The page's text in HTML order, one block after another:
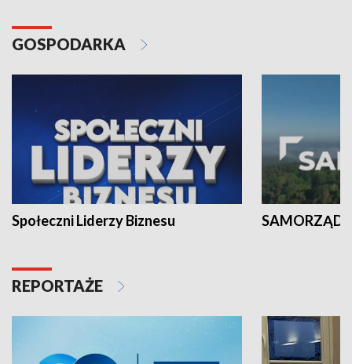
GOSPODARKA
Społeczni Liderzy Biznesu SAMORZĄD
REPORTAŻE